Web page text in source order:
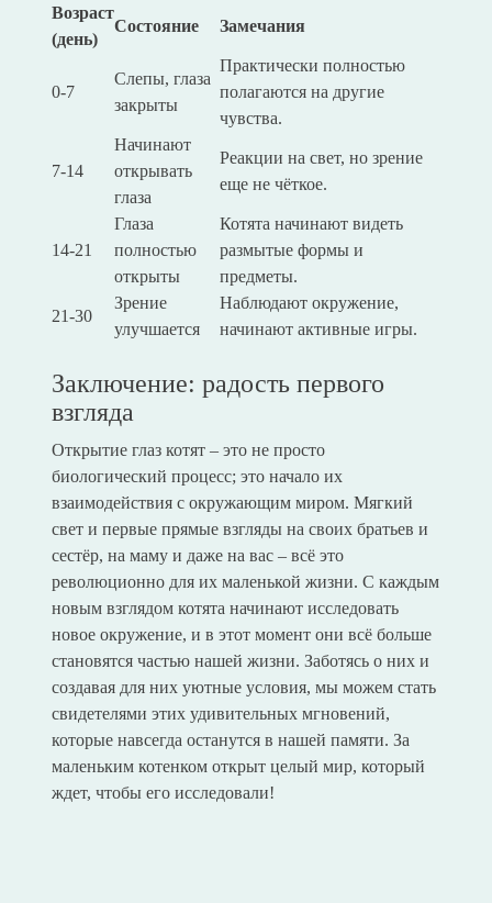
Возраст
(день)
Состояние Замечания
0-7
Слепы, глаза
закрыты
Практически полностью
полагаются на другие
чувства.
7-14
Начинают
открывать
глаза
Реакции на свет, но зрение
еще не чёткое.
14-21
Глаза
полностью
открыты
Котята начинают видеть
размытые формы и
предметы.
21-30
Зрение
улучшается
Наблюдают окружение,
начинают активные игры.
Заключение: радость первого
взгляда
Открытие глаз котят – это не просто
биологический процесс; это начало их
взаимодействия с окружающим миром. Мягкий
свет и первые прямые взгляды на своих братьев и
сестёр, на маму и даже на вас – всё это
революционно для их маленькой жизни. С каждым
новым взглядом котята начинают исследовать
новое окружение, и в этот момент они всё больше
становятся частью нашей жизни. Заботясь о них и
создавая для них уютные условия, мы можем стать
свидетелями этих удивительных мгновений,
которые навсегда останутся в нашей памяти. За
маленьким котенком открыт целый мир, который
ждет, чтобы его исследовали!